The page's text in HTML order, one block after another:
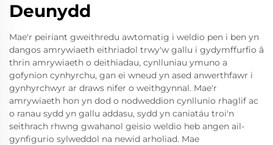
Deunydd
Mae'r peiriant gweithredu awtomatig i weldio pen i ben yn
dangos amrywiaeth eithriadol trwy'w gallu i gydymffurfio â
thrin amrywiaeth o deithiadau, cynlluniau ymuno a
gofynion cynhyrchu, gan ei wneud yn ased anwerthfawr i
gynhyrchwyr ar draws nifer o weithgynnal. Mae'r
amrywiaeth hon yn dod o nodweddion cynllunio rhaglif ac
o ranau sydd yn gallu addasu, sydd yn caniatáu troi'n
seithrach rhwng gwahanol geisio weldio heb angen ail-
gynfigurio sylweddol na newid arholiad. Mae